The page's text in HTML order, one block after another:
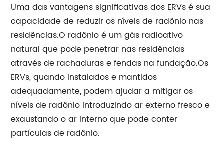
Uma das vantagens significativas dos ERVs é sua
capacidade de reduzir os níveis de radônio nas
residências.O radônio é um gás radioativo
natural que pode penetrar nas residências
através de rachaduras e fendas na fundação.Os
ERVs, quando instalados e mantidos
adequadamente, podem ajudar a mitigar os
níveis de radônio introduzindo ar externo fresco e
exaustando o ar interno que pode conter
partículas de radônio.